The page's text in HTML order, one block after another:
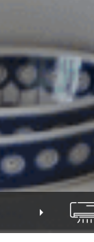
arrow_right